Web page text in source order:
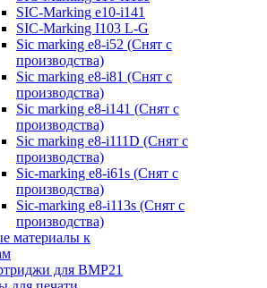
SIC-Marking e10-i141
SIC-Marking I103 L-G
Sic marking e8-i52 (Снят с
производства)
Sic marking e8-i81 (Снят с
производства)
Sic marking e8-i141 (Снят с
производства)
Sic marking e8-i111D (Снят с
производства)
Sic-marking e8-i61s (Снят с
производства)
Sic-marking e8-i113s (Снят с
производства)
материалы к
для BMP21